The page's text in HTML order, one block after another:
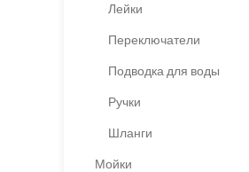
Лейки
Переключатели
Подводка для воды
Ручки
Шланги
Мойки